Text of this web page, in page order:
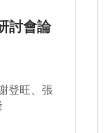
討會論
登旺、張